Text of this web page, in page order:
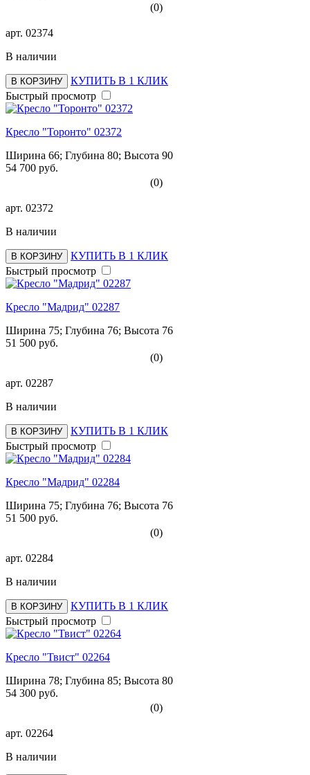
(0)
арт. 02374
В наличии
В КОРЗИНУ
КУПИТЬ В 1 КЛИК
Быстрый просмотр
Кресло "Торонто" 02372
Ширина 66; Глубина 80; Высота 90
54 700 руб.
(0)
арт. 02372
В наличии
В КОРЗИНУ
КУПИТЬ В 1 КЛИК
Быстрый просмотр
Кресло "Мадрид" 02287
Ширина 75; Глубина 76; Высота 76
51 500 руб.
(0)
арт. 02287
В наличии
В КОРЗИНУ
КУПИТЬ В 1 КЛИК
Быстрый просмотр
Кресло "Мадрид" 02284
Ширина 75; Глубина 76; Высота 76
51 500 руб.
(0)
арт. 02284
В наличии
В КОРЗИНУ
КУПИТЬ В 1 КЛИК
Быстрый просмотр
Кресло "Твист" 02264
Ширина 78; Глубина 85; Высота 80
54 300 руб.
(0)
арт. 02264
В наличии